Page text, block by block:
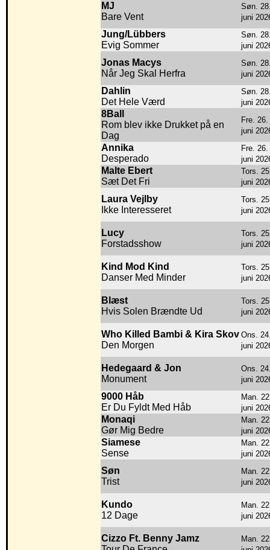
MJ
Bare Vent
Søn.
juni
Jung/Lübbers
Evig Sommer
Søn.
juni
Jonas Macys
Når Jeg Skal Herfra
Søn.
juni
Dahlin
Det Hele Værd
Søn.
juni
8Ball
Rom blev ikke Drukket på en
Dag
Fre. 26.
juni
Annika
Desperado
Fre. 26.
juni
Malte Ebert
Sæt Det Fri
Tors.
juni
Laura Vejlby
Ikke Interesseret
Tors.
juni
Lucy
Forstadsshow
Tors.
juni
Kind Mod Kind
Danser Med Minder
Tors.
juni
Blæst
Hvis Solen Brændte Ud
Tors.
juni
Who Killed Bambi & Kira Skov
Den Morgen
Ons.
juni
Hedegaard & Jon
Monument
Ons.
juni
9000 Håb
Er Du Fyldt Med Håb
Man.
juni
Monaqi
Gør Mig Bedre
Man.
juni
Siamese
Sense
Man.
juni
Søn
Trist
Man.
juni
Kundo
12 Dage
Man.
juni
Cizzo Ft. Benny Jamz
Man.